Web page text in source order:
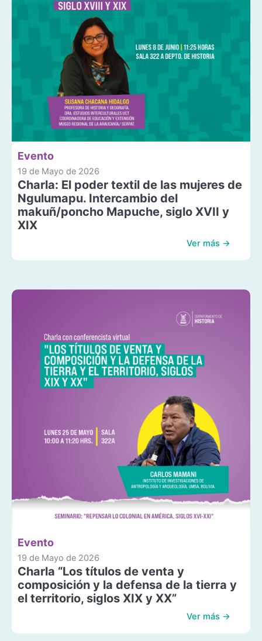
Evento
19 de Mayo de 2026
Charla: El poder textil de las mujeres de
Ngulumapu. Intercambio del
makuñ/poncho Mapuche, siglo XVII y
XIX
Ver más →
Evento
19 de Mayo de 2026
Charla “Los títulos de venta y
composición y la defensa de la tierra y
el territorio, siglos XIX y XX”
Ver más →